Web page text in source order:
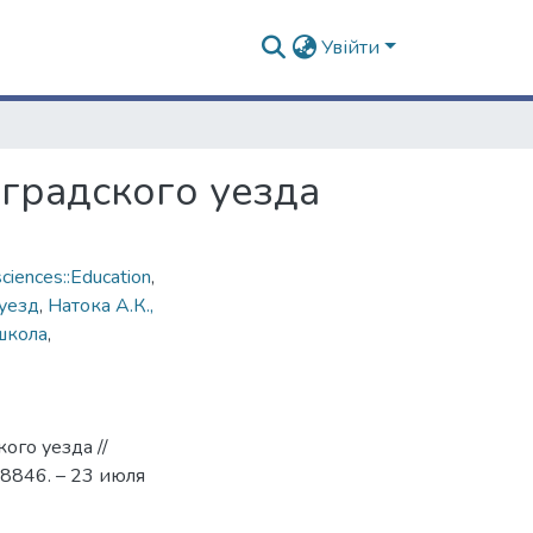
Увійти
уезда
,
, Натока А.К.,
,
уезда //
– 23 июля